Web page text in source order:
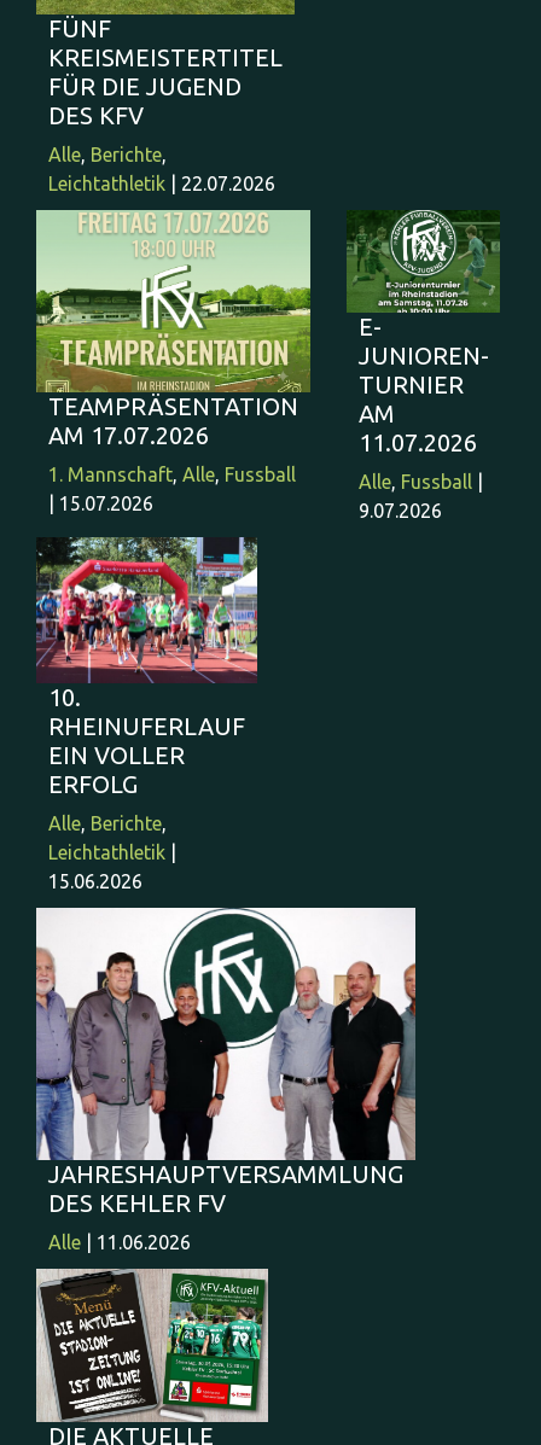
FÜNF
KREISMEISTERTITEL
FÜR DIE JUGEND
DES KFV
Alle, Berichte,
Leichtathletik | 22.07.2026
TEAMPRÄSENTATION
AM 17.07.2026
1. Mannschaft, Alle, Fussball
| 15.07.2026
E-
JUNIOREN-
TURNIER
AM
11.07.2026
Alle, Fussball
9.07.2026
10.
RHEINUFERLAUF
EIN VOLLER
ERFOLG
Alle, Berichte,
Leichtathletik
15.06.2026
JAHRESHAUPTVERSAMMLUNG
DES KEHLER FV
Alle | 11.06.2026
DIE AKTUELLE